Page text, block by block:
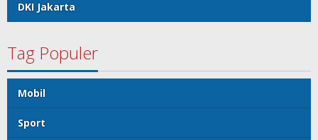
DKI Jakarta
Tag Populer
Mobil
Sport